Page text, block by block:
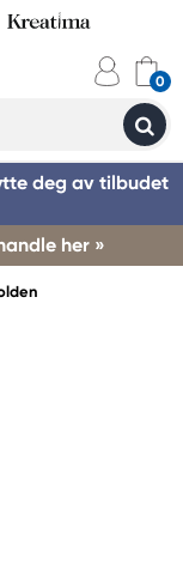
deg av tilbudet
her »